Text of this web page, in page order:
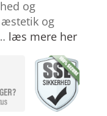
og
og
læs mere her